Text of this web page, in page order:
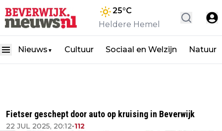
25°C
Heldere Hemel
Nieuws ▼ Cultuur Sociaal en Welzijn Natuur
Fietser geschept door auto op kruising in Beverwijk
22 JUL 2025, 20:12•112